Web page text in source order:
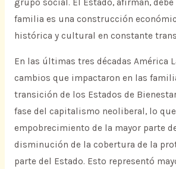
grupo social. El Estado, afirman,
familia es una construcción
histórica y cultural en constante
En las últimas tres décadas América
cambios que impactaron en las
transición de los Estados de
fase del capitalismo neoliberal, lo
empobrecimiento de la mayor parte
disminución de la cobertura de la
parte del Estado. Esto representó